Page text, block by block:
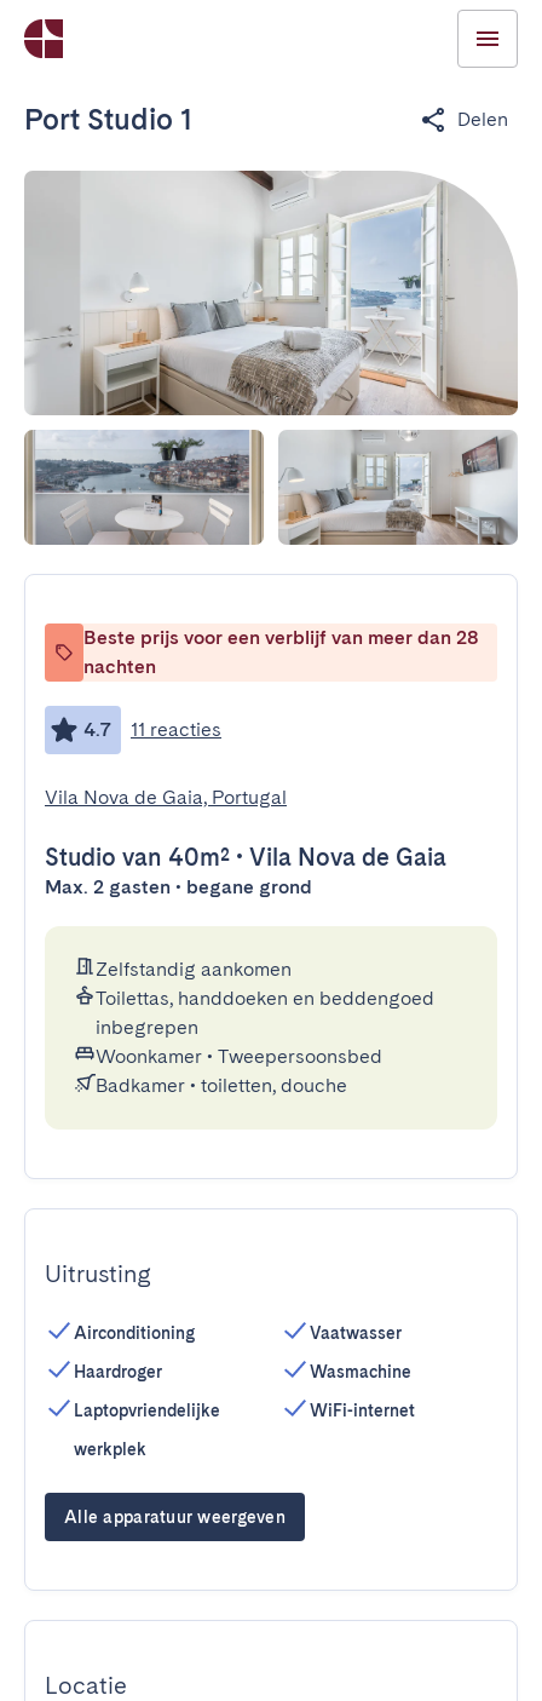
Port Studio 1 Delen
Beste prijs voor een verblijf van meer dan 28
nachten
4.7 11 reacties
Vila Nova de Gaia, Portugal
Studio van 40m² • Vila Nova de Gaia
Max. 2 gasten • begane grond
Zelfstandig aankomen
Toilettas, handdoeken en beddengoed
inbegrepen
Woonkamer • Tweepersoonsbed
Badkamer • toiletten, douche
Uitrusting
Airconditioning
Haardroger
Laptopvriendelijke
werkplek
Vaatwasser
Wasmachine
WiFi-internet
Alle apparatuur weergeven
Locatie